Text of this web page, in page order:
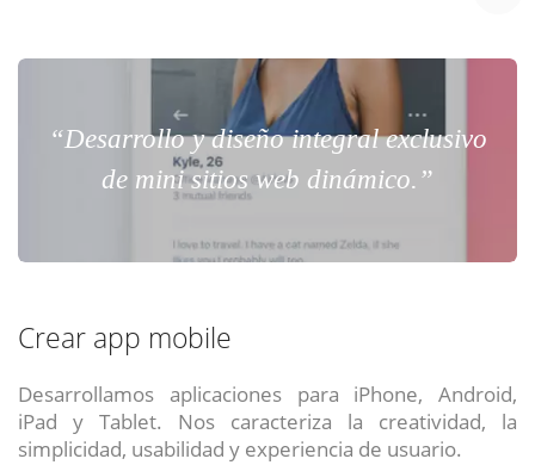
“Desarrollo y diseño integral exclusivo
de mini sitios web dinámico.”
Crear app mobile
Desarrollamos aplicaciones para iPhone, Android,
iPad y Tablet. Nos caracteriza la creatividad, la
simplicidad, usabilidad y experiencia de usuario.